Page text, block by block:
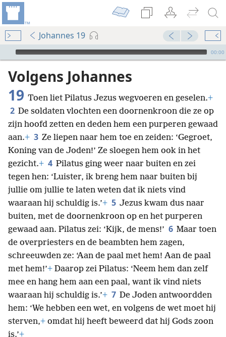
Johannes 19
Audio Player
00:00
Volgens Johannes
19 Toen liet Pilatus Jezus wegvoeren en geselen.+
2 De soldaten vlochten een doornenkroon die ze op
zijn hoofd zetten en deden hem een purperen gewaad
aan.+ 3 Ze liepen naar hem toe en zeiden: ‘Gegroet,
Koning van de Joden!’ Ze sloegen hem ook in het
gezicht.+ 4 Pilatus ging weer naar buiten en zei
tegen hen: ‘Luister, ik breng hem naar buiten bij
jullie om jullie te laten weten dat ik niets vind
waaraan hij schuldig is.’+ 5 Jezus kwam dus naar
buiten, met de doornenkroon op en het purperen
gewaad aan. Pilatus zei: ‘Kijk, de mens!’ 6 Maar toen
de overpriesters en de beambten hem zagen,
schreeuwden ze: ‘Aan de paal met hem! Aan de paal
met hem!’+ Daarop zei Pilatus: ‘Neem hem dan zelf
mee en hang hem aan een paal, want ik vind niets
waaraan hij schuldig is.’+ 7 De Joden antwoordden
hem: ‘We hebben een wet, en volgens de wet moet hij
sterven,+ omdat hij heeft beweerd dat hij Gods zoon
is.’+